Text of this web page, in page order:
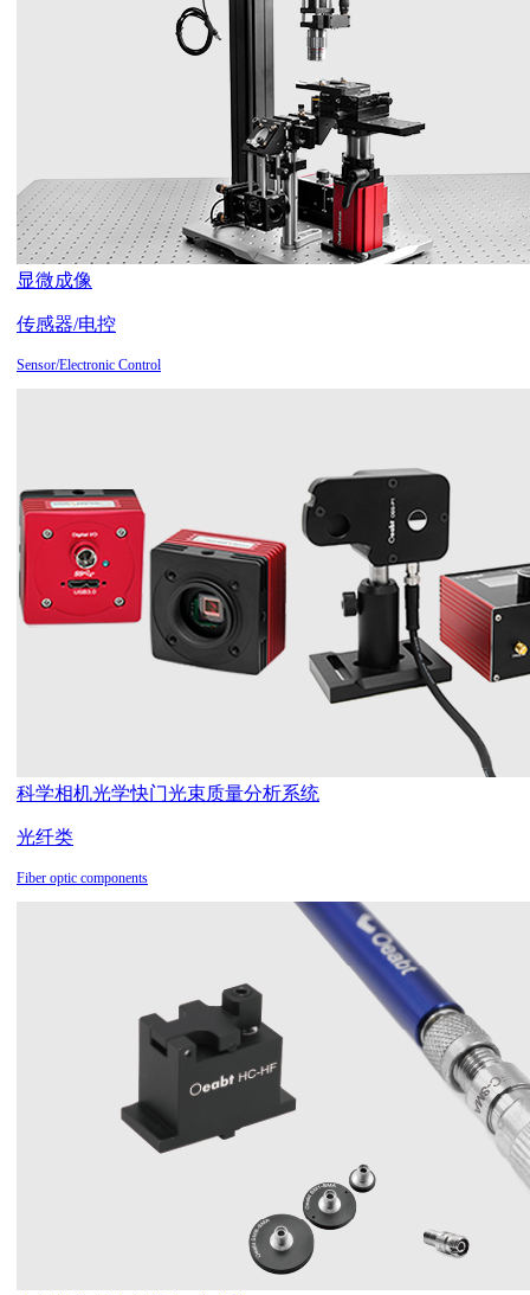
显微成像
传感器/电控
Sensor/Electronic Control
科学相机光学快门光束质量分析系统
光纤类
Fiber optic components